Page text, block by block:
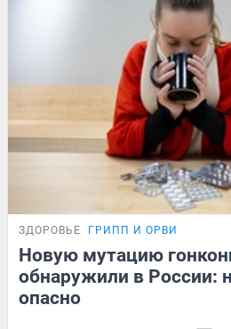
ЗДОРОВЬЕ ГРИПП И ОРВИ
Новую мутацию
обнаружили в России:
опасно